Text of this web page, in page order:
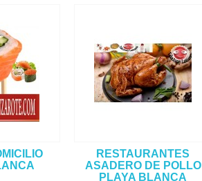
RESTAURANTES
ASADERO DE POLLO
PLAYA BLANCA